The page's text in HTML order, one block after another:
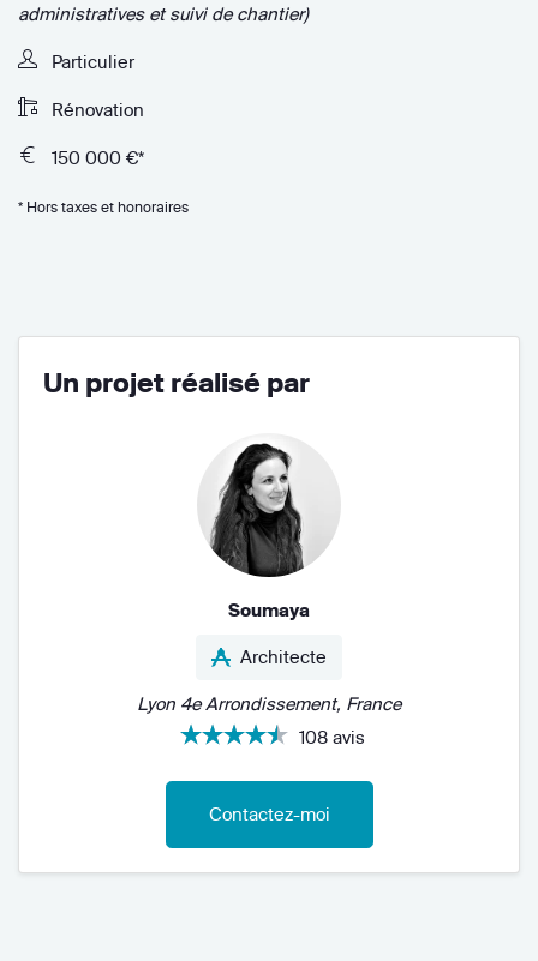
administratives et suivi de chantier)
Particulier
Rénovation
150 000 €*
* Hors taxes et honoraires
Un projet réalisé par
Soumaya
Architecte
Lyon 4e Arrondissement, France
108 avis
Contactez-moi